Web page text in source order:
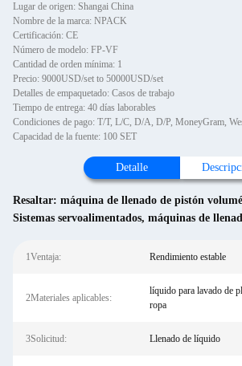
Lugar de origen: Shangai China
Nombre de la marca: NPACK
Certificación: CE
Número de modelo: FP-VF
Cantidad de orden mínima: 1
Precio: 9000USD/set to 50000USD/set
Detalles de empaquetado: Casos de trabajo
Tiempo de entrega: 40 días laborables
Condiciones de pago: T/T, L/C, D/A, D/P, MoneyGram,
Capacidad de la fuente: 100 SET
Detalle
Resaltar: máquina de llenado de pistón
Sistemas servoalimentados, máquinas de
1Ventaja: Rendimiento estable
2Materiales aplicables:
líquido para lavado de
ropa
3Solicitud: Llenado de líquido